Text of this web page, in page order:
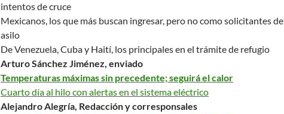
intentos de cruce
Mexicanos, los que más buscan ingresar, pero no como solicitantes de
asilo
De Venezuela, Cuba y Haití, los principales en el trámite de refugio
Arturo Sánchez Jiménez, enviado
Temperaturas máximas sin precedente; seguirá el calor
Cuarto día al hilo con alertas en el sistema eléctrico
Alejandro Alegría, Redacción y corresponsales